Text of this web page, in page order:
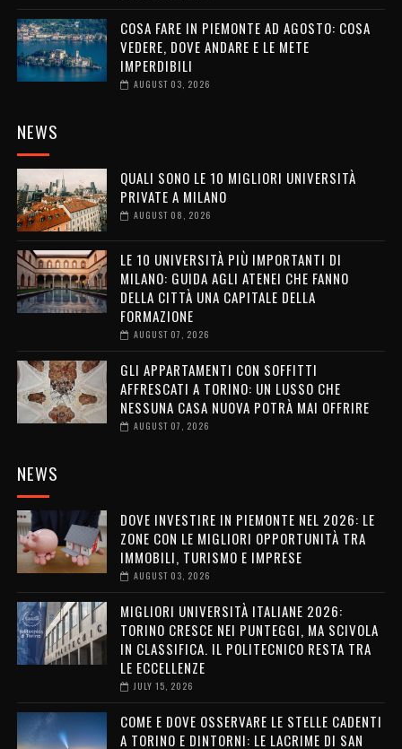
COSA FARE IN PIEMONTE AD AGOSTO: COSA
VEDERE, DOVE ANDARE E LE METE
IMPERDIBILI
AUGUST 03, 2026
NEWS
QUALI SONO LE 10 MIGLIORI UNIVERSITÀ
PRIVATE A MILANO
AUGUST 08, 2026
LE 10 UNIVERSITÀ PIÙ IMPORTANTI DI
MILANO: GUIDA AGLI ATENEI CHE FANNO
DELLA CITTÀ UNA CAPITALE DELLA
FORMAZIONE
AUGUST 07, 2026
GLI APPARTAMENTI CON SOFFITTI
AFFRESCATI A TORINO: UN LUSSO CHE
NESSUNA CASA NUOVA POTRÀ MAI OFFRIRE
AUGUST 07, 2026
NEWS
DOVE INVESTIRE IN PIEMONTE NEL 2026: LE
ZONE CON LE MIGLIORI OPPORTUNITÀ TRA
IMMOBILI, TURISMO E IMPRESE
AUGUST 03, 2026
MIGLIORI UNIVERSITÀ ITALIANE 2026:
TORINO CRESCE NEI PUNTEGGI, MA SCIVOLA
IN CLASSIFICA. IL POLITECNICO RESTA TRA
LE ECCELLENZE
JULY 15, 2026
COME E DOVE OSSERVARE LE STELLE CADENTI
A TORINO E DINTORNI: LE LACRIME DI SAN